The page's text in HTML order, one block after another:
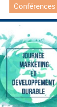
Conférences